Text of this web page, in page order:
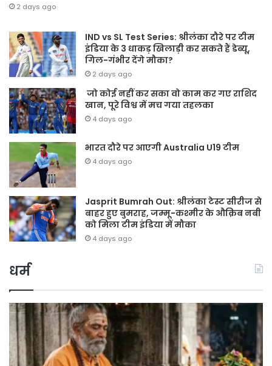
2 days ago
IND vs SL Test Series: श्रीलंका दौरे पर टीम
इंडिया के 3 धाकड़ खिलाड़ी कर सकते हैं डेब्यू,
गिल-गंभीर देंगे मौका?
2 days ago
जो कोई नहीं कर सका वो काम कर गए राशिद
खान, पूरे विश्व में मच गया तहलका
4 days ago
भारत दौरे पर आएगी Australia U19 टीम
4 days ago
Jasprit Bumrah Out: श्रीलंका टेस्ट सीरीज से
बाहर हुए बुमराह, जम्मू-कश्मीर के औक़िब नबी
को मिला टीम इंडिया में मौका
4 days ago
धर्म